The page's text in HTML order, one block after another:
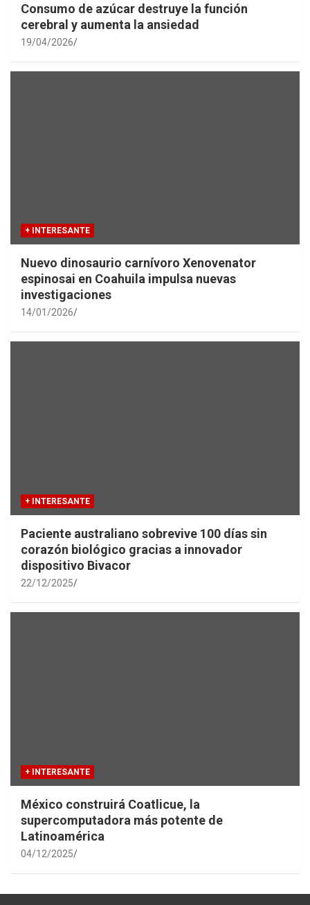
Consumo de azúcar destruye la función
cerebral y aumenta la ansiedad
19/04/2026
+ INTERESANTE
Nuevo dinosaurio carnívoro Xenovenator
espinosai en Coahuila impulsa nuevas
investigaciones
14/01/2026
+ INTERESANTE
Paciente australiano sobrevive 100 días sin
corazón biológico gracias a innovador
dispositivo Bivacor
22/12/2025
+ INTERESANTE
México construirá Coatlicue, la
supercomputadora más potente de
Latinoamérica
04/12/2025